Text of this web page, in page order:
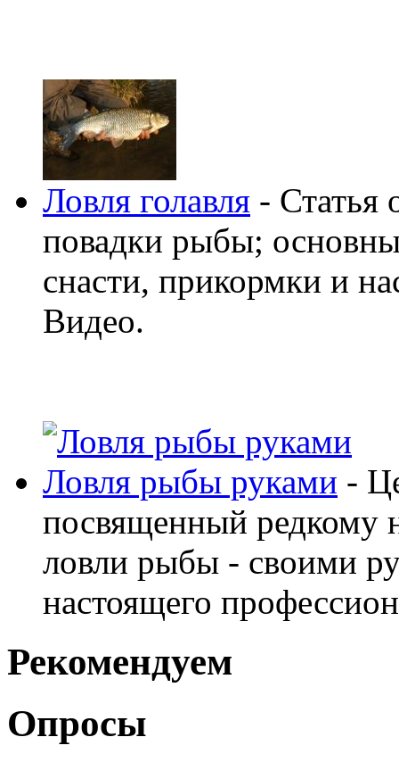
Ловля голавля - Статья
повадки рыбы;
снасти, прикормки и
Видео.
Ловля рыбы руками -
посвященный редкому
ловли рыбы - своими
настоящего
Рекомендуем
Опросы